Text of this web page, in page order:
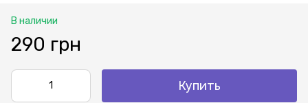
В наличии
290 грн
Купить